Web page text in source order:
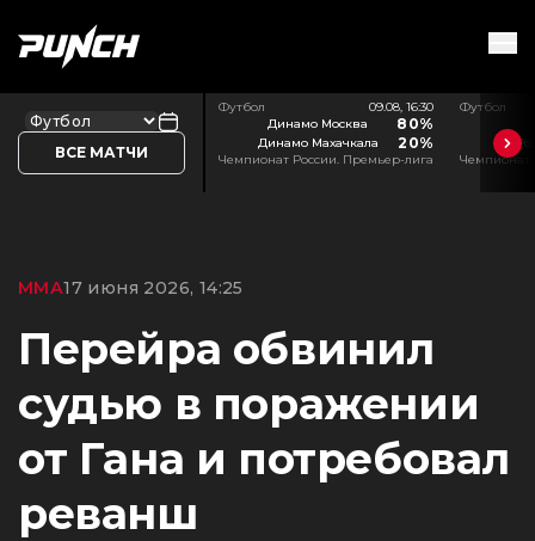
ВСЕ МАТЧИ
Футбол
09.08, 16:30
Динамо Москва
80%
Динамо Махачкала 20%
Чемпионат России. Премьер-лига
Футбол
Чемпионат
ММА17 июня 2026, 14:25
Перейра обвинил
судью в поражении
от Гана и потребовал
реванш